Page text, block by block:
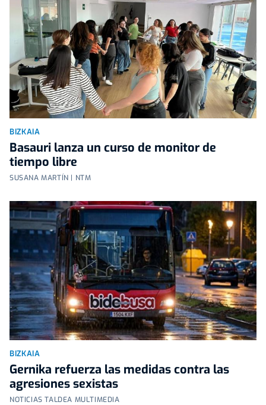
BIZKAIA
Basauri lanza un curso de monitor de
tiempo libre
SUSANA MARTÍN | NTM
BIZKAIA
Gernika refuerza las medidas contra las
agresiones sexistas
NOTICIAS TALDEA MULTIMEDIA